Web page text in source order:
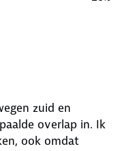
zuid en
overlap in. Ik
ook omdat